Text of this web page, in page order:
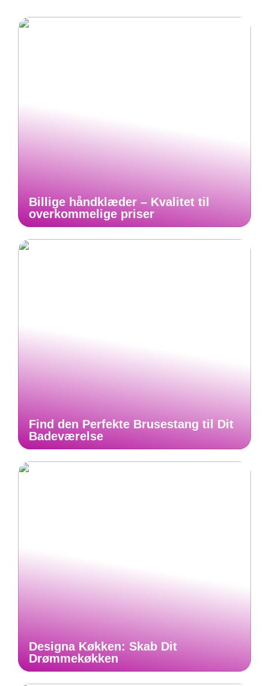
Billige håndklæder – Kvalitet til
overkommelige priser
Find den Perfekte Brusestang til Dit
Badeværelse
Designa Køkken: Skab Dit
Drømmekøkken